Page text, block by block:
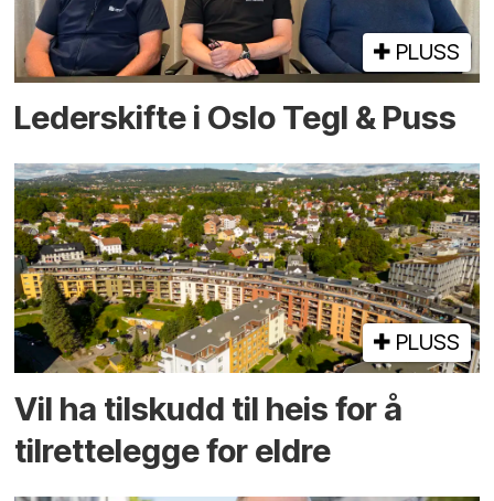
PLUSS
Lederskifte i Oslo Tegl & Puss
PLUSS
Vil ha tilskudd til heis for å
tilrettelegge for eldre